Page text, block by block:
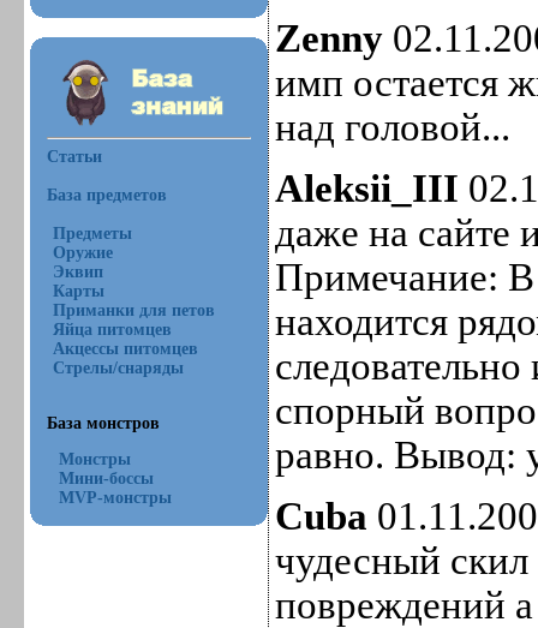
Статьи
База предметов
Предметы
Оружие
Эквип
Карты
Приманки для петов
Яйца питомцев
Акцессы питомцев
Стрелы/снаряды
База монстров
Монстры
Мини-боссы
MVP-монстры
Zenny
имп остается
над головой...
Aleksii_III
даже на сайте
Примечание:
находится
спорный
равно. Вывод:
Cuba
чудесный
повреждений